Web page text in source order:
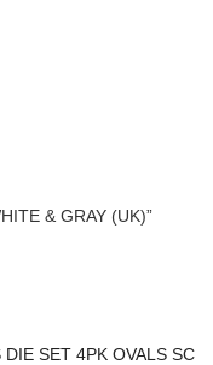
& GRAY (UK)”
DIE SET 4PK OVALS SC